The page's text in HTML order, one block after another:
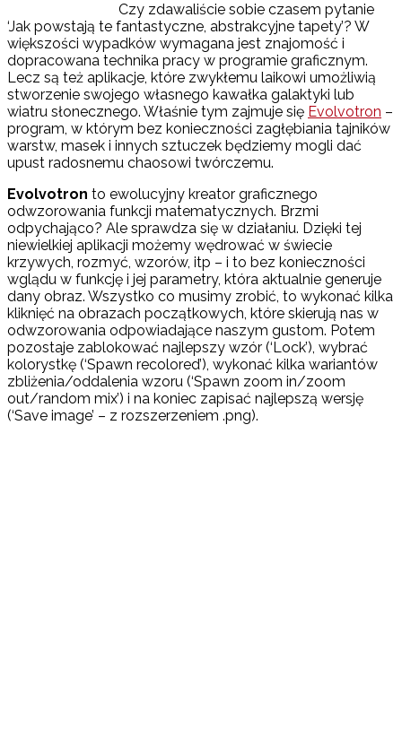
Czy zdawaliście sobie czasem pytanie
‘Jak powstają te fantastyczne, abstrakcyjne tapety’? W
większości wypadków wymagana jest znajomość i
dopracowana technika pracy w programie graficznym.
Lecz są też aplikacje, które zwykłemu laikowi umożliwią
stworzenie swojego własnego kawałka galaktyki lub
wiatru słonecznego. Właśnie tym zajmuje się Evolvotron –
program, w którym bez konieczności zagłębiania tajników
warstw, masek i innych sztuczek będziemy mogli dać
upust radosnemu chaosowi twórczemu.
Evolvotron to ewolucyjny kreator graficznego
odwzorowania funkcji matematycznych. Brzmi
odpychająco? Ale sprawdza się w działaniu. Dzięki tej
niewielkiej aplikacji możemy wędrować w świecie
krzywych, rozmyć, wzorów, itp – i to bez konieczności
wglądu w funkcję i jej parametry, która aktualnie generuje
dany obraz. Wszystko co musimy zrobić, to wykonać kilka
kliknięć na obrazach początkowych, które skierują nas w
odwzorowania odpowiadające naszym gustom. Potem
pozostaje zablokować najlepszy wzór (‘Lock’), wybrać
kolorystkę (‘Spawn recolored’), wykonać kilka wariantów
zbliżenia/oddalenia wzoru (‘Spawn zoom in/zoom
out/random mix’) i na koniec zapisać najlepszą wersję
(‘Save image’ – z rozszerzeniem .png).